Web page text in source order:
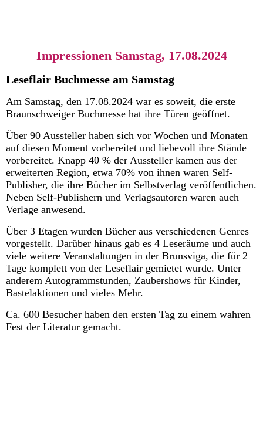
Impressionen Samstag, 17.08.2024
Leseflair Buchmesse am Samstag
Am Samstag, den 17.08.2024 war es soweit, die erste
Braunschweiger Buchmesse hat ihre Türen geöffnet.
Über 90 Aussteller haben sich vor Wochen und Monaten
auf diesen Moment vorbereitet und liebevoll ihre Stände
vorbereitet. Knapp 40 % der Aussteller kamen aus der
erweiterten Region, etwa 70% von ihnen waren Self-
Publisher, die ihre Bücher im Selbstverlag veröffentlichen.
Neben Self-Publishern und Verlagsautoren waren auch
Verlage anwesend.
Über 3 Etagen wurden Bücher aus verschiedenen Genres
vorgestellt. Darüber hinaus gab es 4 Leseräume und auch
viele weitere Veranstaltungen in der Brunsviga, die für 2
Tage komplett von der Leseflair gemietet wurde. Unter
anderem Autogrammstunden, Zaubershows für Kinder,
Bastelaktionen und vieles Mehr.
Ca. 600 Besucher haben den ersten Tag zu einem wahren
Fest der Literatur gemacht.